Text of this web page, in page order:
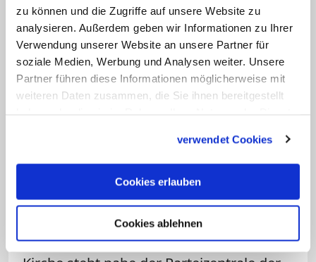
zu können und die Zugriffe auf unsere Website zu
analysieren. Außerdem geben wir Informationen zu Ihrer
Verwendung unserer Website an unsere Partner für
soziale Medien, Werbung und Analysen weiter. Unsere
Partner führen diese Informationen möglicherweise mit
weiteren Daten zusammen, die Sie ihnen bereitgestellt
verwendet Cookies
Cookies erlauben
Cookies ablehnen
Rettungskräften behandelt worden.
Beide hätten nur leichte Verletzungen
erlitten. Die Hintergründe der Tat soll der
polizeiliche Staatsschutz ermitteln.
vorübergehend als Berliner
Sankt-Hedwigs-Kathedrale im Innern
umgebaut wird, werden dort die
zentralen Gottesdienste des Erzbistums
gefeiert. Das ist bis 2023 geplant. Die